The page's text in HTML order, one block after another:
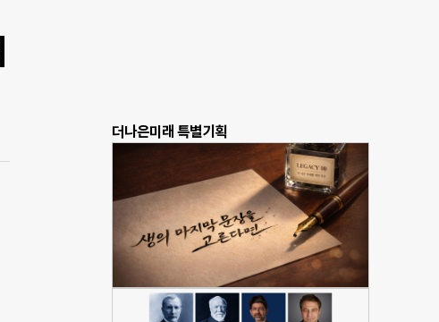
더나은미래 특별기획